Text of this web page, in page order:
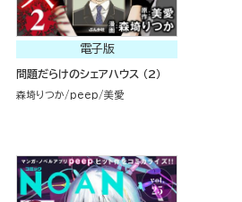
電子版
問題だらけのシェアハウス （2）
森埼りつか peep 美愛